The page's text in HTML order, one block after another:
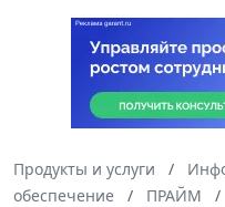
Продукты и услуги
обеспечение
ПРАЙМ